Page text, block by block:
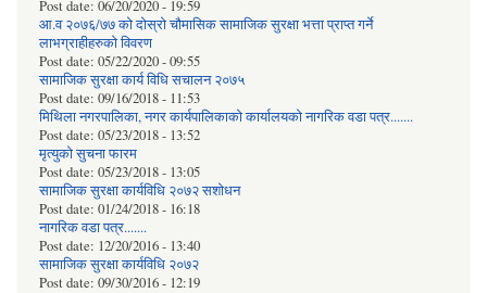
Post date: 06/20/2020 - 19:59
आ.व २०७६/७७ को दोस्रो चौमासिक सामाजिक सुरक्षा भत्ता प्राप्त गर्ने
लाभग्राहीहरुको विवरण
Post date: 05/22/2020 - 09:55
सामाजिक सुरक्षा कार्य विधि स‌चालन २०७५
Post date: 09/16/2018 - 11:53
मिथिला नगरपालिका, नगर कार्यपालिकाको कार्यालयकाे नागरिक वडा पत्र.......
Post date: 05/23/2018 - 13:52
मृत्युको सुचना फारम
Post date: 05/23/2018 - 13:05
सामाजिक सुरक्षा कार्यविधि २०७२ स‌शाेधन
Post date: 01/24/2018 - 16:18
नागरिक वडा पत्र.......
Post date: 12/20/2016 - 13:40
सामाजिक सुरक्षा कार्यविधि २०७२
Post date: 09/30/2016 - 12:19